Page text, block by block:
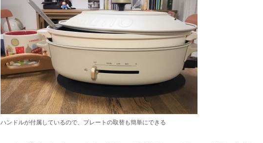
ハンドルが付属しているので、プレートの取替も簡単にできる